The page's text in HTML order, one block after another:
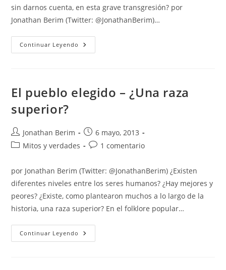
sin darnos cuenta, en esta grave transgresión? por
Jonathan Berim (Twitter: @JonathanBerim)…
Continuar Leyendo Un
Servicio
El pueblo elegido – ¿Una raza
superior?
Autor
de
Jonathan Berim
Entrada
publicada:
6 mayo, 2013
Categoría
entrada:
Mitos y verdades
Comentarios
la
entrada:
1 comentario
por Jonathan Berim (Twitter: @JonathanBerim) ¿Existen
diferentes niveles entre los seres humanos? ¿Hay mejores y
peores? ¿Existe, como plantearon muchos a lo largo de la
historia, una raza superior? En el folklore popular…
Continuar Leyendo El
Pueblo